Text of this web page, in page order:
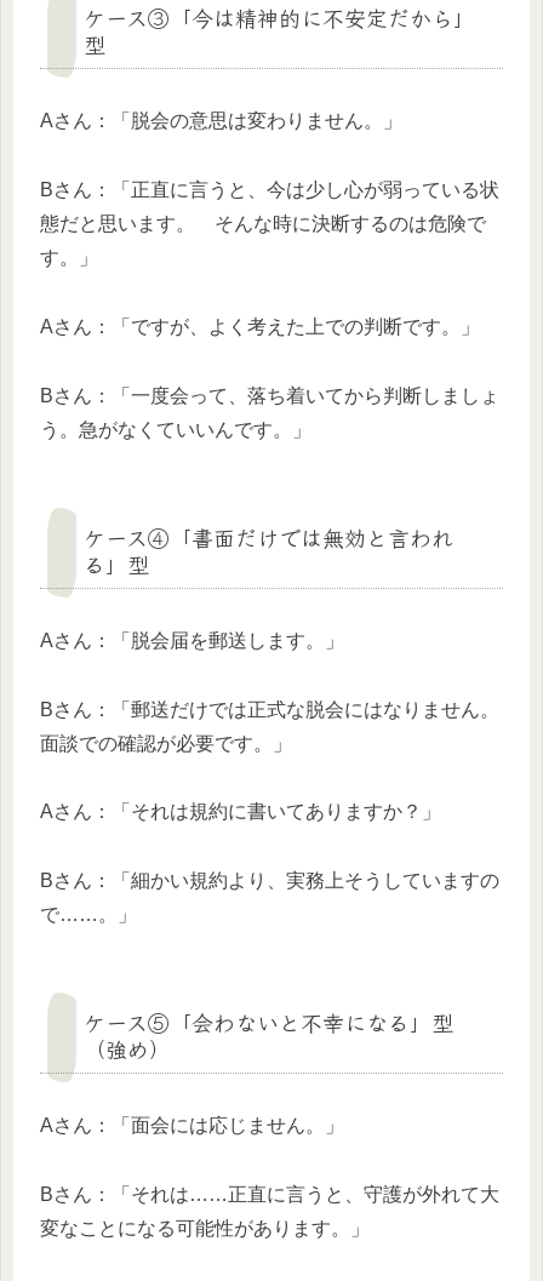
ケース③「今は精神的に不安定だから」
型
Aさん：「脱会の意思は変わりません。」
Bさん：「正直に言うと、今は少し心が弱っている状
態だと思います。 そんな時に決断するのは危険で
す。」
Aさん：「ですが、よく考えた上での判断です。」
Bさん：「一度会って、落ち着いてから判断しましょ
う。急がなくていいんです。」
ケース④「書面だけでは無効と言われ
る」型
Aさん：「脱会届を郵送します。」
Bさん：「郵送だけでは正式な脱会にはなりません。
面談での確認が必要です。」
Aさん：「それは規約に書いてありますか？」
Bさん：「細かい規約より、実務上そうしていますの
で……。」
ケース⑤「会わないと不幸になる」型
（強め）
Aさん：「面会には応じません。」
Bさん：「それは……正直に言うと、守護が外れて大
変なことになる可能性があります。」